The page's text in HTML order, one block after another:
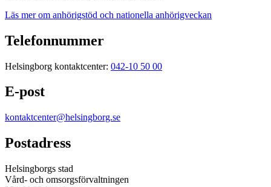
Läs mer om anhörigstöd och nationella anhörigveckan
Telefonnummer
Helsingborg kontaktcenter: 042-10 50 00
E-post
kontaktcenter@helsingborg.se
Postadress
Helsingborgs stad
Vård- och omsorgsförvaltningen